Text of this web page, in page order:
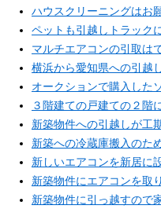
ハウスクリーニングはお
ペットも引越しトラック
マルチエアコンの引取は
横浜から愛知県への引越
オークションで購入した
３階建ての戸建ての２階
新築物件への引越しが工
新築への冷蔵庫搬入のた
新しいエアコンを新居に
新築物件にエアコンを取
新築物件に引っ越すので